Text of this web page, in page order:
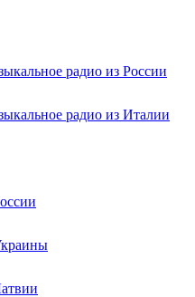
радио из России
радио из Италии